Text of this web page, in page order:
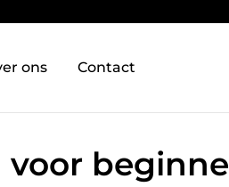
ons Contact
voor